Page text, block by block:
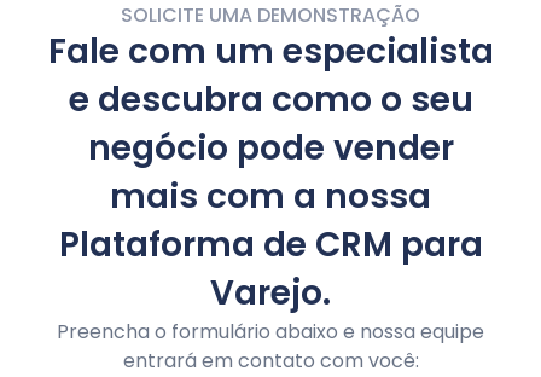
SOLICITE UMA DEMONSTRAÇÃO
Fale com um especialista
e descubra como o seu
negócio pode vender
mais com a nossa
Plataforma de CRM para
Varejo.
Preencha o formulário abaixo e nossa equipe
entrará em contato com você: